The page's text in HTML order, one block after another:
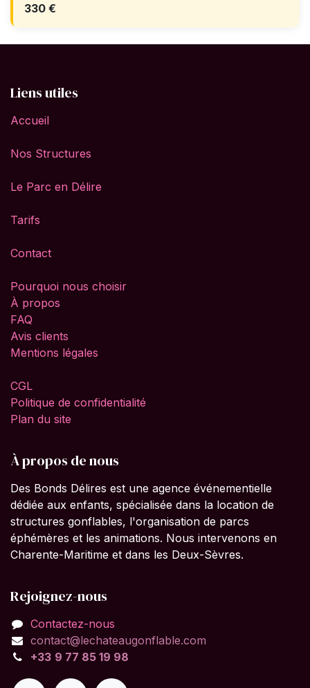
330 €
Liens utiles
Accueil
Nos Structures
Le Parc en Délire
Tarifs
Contact
Pourquoi nous choisir
À propos
FAQ
Avis clients
Mentions légales
CGL
Politique de confidentialité
Plan du site
À propos de nous
Des Bonds Délires est une agence événementielle
dédiée aux enfants, spécialisée dans la location de
structures gonflables, l'organisation de parcs
éphémères et les animations. Nous intervenons en
Charente-Maritime et dans les Deux-Sèvres.
Rejoignez-nous
Contactez-nous
contact@lechateaugonflable.com
+33 9 77 85 19 98